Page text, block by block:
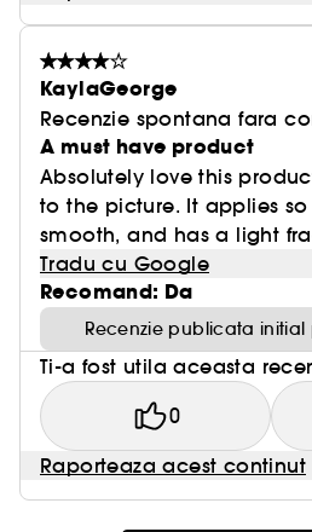
KaylaGeorge
Recenzie spontana fara
A must have product
Absolutely love this
to the picture. It applies so
smooth, and has a light
Tradu cu Google
Recomand: Da
Recenzie publicata
Ti-a fost utila aceasta
0
Raporteaza acest continut